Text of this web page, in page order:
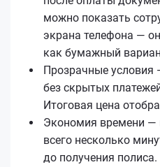
можно показать
экрана телефона —
как бумажный
Прозрачные
без скрытых
Итоговая цена
Экономия времени —
всего несколько
до получения полиса.